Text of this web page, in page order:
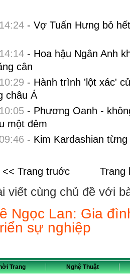
- Vợ Tuấn Hưng bỏ
- Hoa hậu Ngân Anh
cân
- Hành trình 'lột xác'
châu Á
- Phương Oanh -
một đêm
- Kim Kardashian
<< Trang truớc
Trang
viết cùng chủ đề với
Ngọc Lan: Gia
sự nghiệp
Trang Nghệ Thuật